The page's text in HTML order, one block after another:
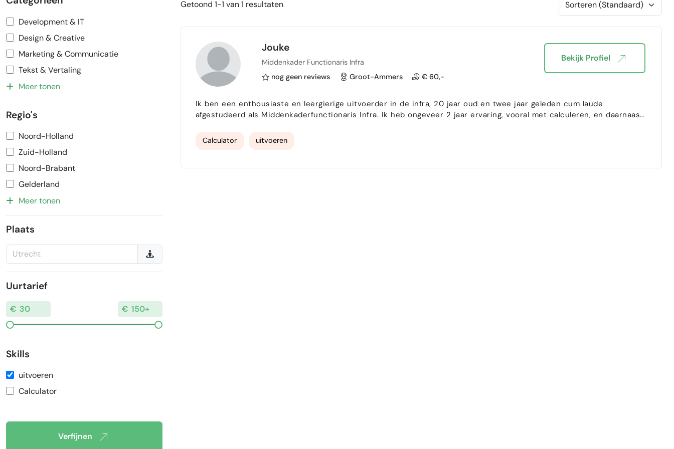
Development & IT
Design & Creative
Marketing & Communicatie
Tekst & Vertaling
Meer tonen
Regio's
Noord-Holland
Zuid-Holland
Noord-Brabant
Gelderland
Meer tonen
Plaats
Uurtarief
Skills
uitvoeren
Calculator
Verfijnen
Getoond 1-1 van 1 resultaten
Jouke
Middenkader Functionaris Infra
nog geen reviews
Groot-Ammers € 60,-
Ik ben een enthousiaste en leergierige uitvoerder in de infra, 20 jaar oud en twee jaar geleden cum laude
afgestudeerd als Middenkaderfunctionaris Infra. Ik heb ongeveer 2 jaar ervaring, vooral met calculeren, en daarnaast
veilig gebeurt. Ik werk graag samen met verschillende me…
Calculator uitvoeren
Bekijk Profiel